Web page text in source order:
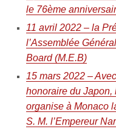
le 76ème
11 avril 2022 – la
l’Assemblée
Board (M.E.B)
15 mars 2022 –
honoraire du Japon,
organise à Monaco
S. M. l’Empereur